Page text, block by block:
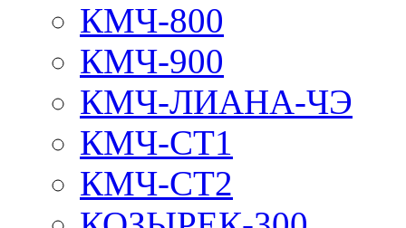
КМЧ-800
КМЧ-900
КМЧ-ЛИАНА-ЧЭ
КМЧ-СТ1
КМЧ-СТ2